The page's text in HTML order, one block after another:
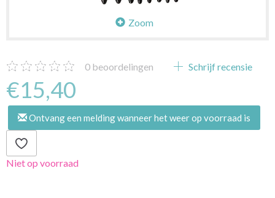
Zoom
0 beoordelingen Schrijf recensie
€15,40
Ontvang een melding wanneer het weer op voorraad is
Niet op voorraad